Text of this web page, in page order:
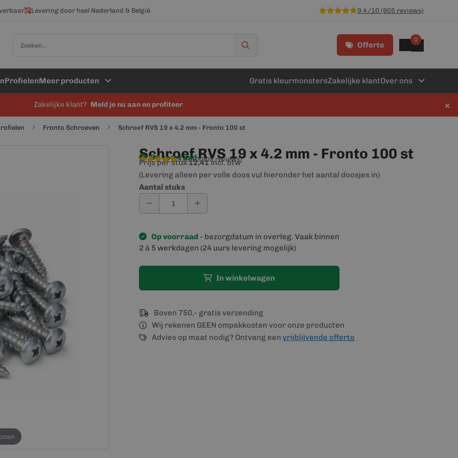
Levering door heel Nederland & België 9.4/10 (905 reviews)
Offerte
0
ProfielenMeer producten Gratis kleurmonstersZakelijke klantOver ons
Zakelijke klant? Meld je nu aan en profiteer ×
Fronto Schroeven Schroef RVS 19 x 4.2 mm - Fronto 100 st
Schroef RVS 19 x 4.2 mm - Fronto 100 st
Op voorraad
9,4/10(905 reviews)
Prijs per stuk12,41incl. btw
(Levering alleen per volle doos vul hieronder het aantal doosjes in)
Aantal stuks
Op voorraad - bezorgdatum in overleg. Vaak binnen
2 á 5 werkdagen (24 uurs levering mogelijk)
In winkelwagen
Boven 750,- gratis verzending
Wij rekenen GEEN ompakkosten voor onze producten
Advies op maat nodig? Ontvang een vrijblijvende offerte